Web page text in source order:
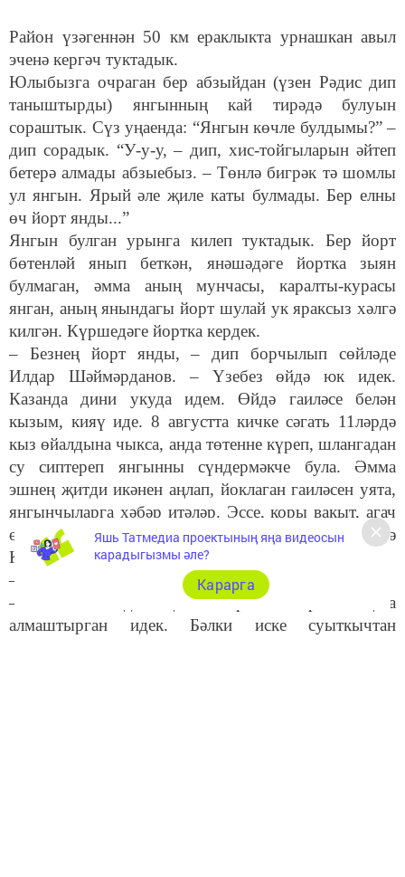
Район үзәгеннән 50 км ераклыкта урнашкан авыл
эченә кергәч туктадык.
Юлыбызга очраган бер абзыйдан (үзен Рәдис дип
таныштырды) янгынның кай тирәдә булуын
сораштык. Сүз уңаенда: “Янгын көчле булдымы?” –
дип сорадык. “У-у-у, – дип, хис-тойгыларын әйтеп
бетерә алмады абзыебыз. – Төнлә бигрәк тә шомлы
ул янгын. Ярый әле җиле каты булмады. Бер елны
өч йорт янды...”
Янгын булган урынга килеп туктадык. Бер йорт
бөтенләй янып беткән, янәшәдәге йортка зыян
булмаган, әмма аның мунчасы, каралты-курасы
янган, аның янындагы йорт шулай ук яраксыз хәлгә
килгән. Күршедәге йортка кердек.
– Безнең йорт янды, – дип борчылып сөйләде
Илдар Шәймәрданов. – Үзебез өйдә юк идек.
Казанда дини укуда идем. Өйдә гаиләсе белән
кызым, кияү иде. 8 августта кичке сәгать 11ләрдә
кыз өйалдына чыкса, анда төтенне күреп, шлангадан
су сиптереп янгынны сүндермәкче була. Әмма
эшнең җитди икәнен аңлап, йоклаган гаиләсен уята,
янгынчыларга хәбәр итәләр. Эссе, коры вакыт, агач
өй, янгын бик тиз җәелә. Без төнге сәгать 2ләрдә
Казаннан авылга кайтып җиттек...
– Янгын нәрсәдән чыкты икән?
– Без өйалдының электр челтәрен яңага
алмаштырган идек. Бәлки иске суыткычтан
Яшь Татмедиа проектының яңа видеосын
карадыгызмы әле?
Карарга